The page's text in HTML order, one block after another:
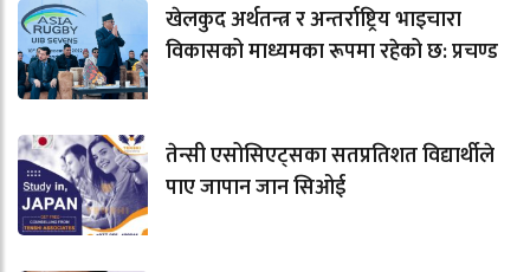
खेलकुद अर्थतन्त्र र अन्तर्राष्ट्रिय भाइचारा
विकासको माध्यमका रूपमा रहेको छ: प्रचण्ड
तेन्सी एसोसिएट्सका सतप्रतिशत विद्यार्थीले
पाए जापान जान सिओई